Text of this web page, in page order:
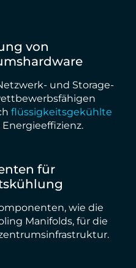
von
und Storage-
flüssigkeitsgekühlte
für
wie die
Manifolds, für die